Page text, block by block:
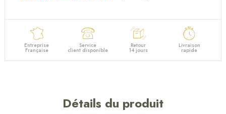
Entreprise
Française
Service
client disponible
Retour
14 jours
Livraison
rapide
Détails du produit